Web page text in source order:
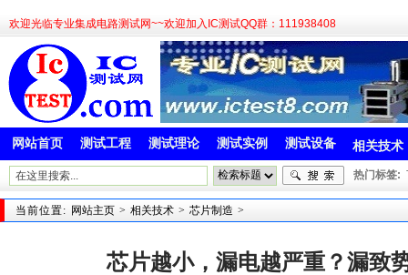
欢迎光临专业集成电路测试网~~欢迎加入IC测试QQ群：111938408
网站首页 测试工程 测试理论 测试实例 测试设备 相关技术
热门标签:
当前位置: 网站主页 > 相关技术 > 芯片制造 >
芯片越小，漏电越严重？漏致